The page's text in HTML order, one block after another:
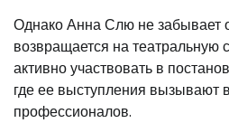
Однако Анна Слю не забывает
возвращается на театральную
активно участвовать в
где ее выступления вызывают
профессионалов.